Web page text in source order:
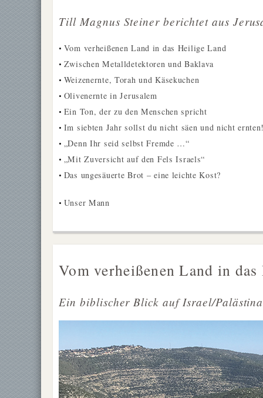
Till Magnus Steiner berichtet aus
• Vom verheißenen Land in das Heilige Land
• Zwischen Metalldetektoren und Baklava
• Weizenernte, Torah und Käsekuchen
• Olivenernte in Jerusalem
• Ein Ton, der zu den Menschen spricht
• Im siebten Jahr sollst du nicht säen und nicht
• „Denn Ihr seid selbst Fremde …“
• „Mit Zuversicht auf den Fels Israels“
• Das ungesäuerte Brot – eine leichte Kost?
• Unser Mann
Vom verheißenen Land in
Ein biblischer Blick auf Israel/Palästina